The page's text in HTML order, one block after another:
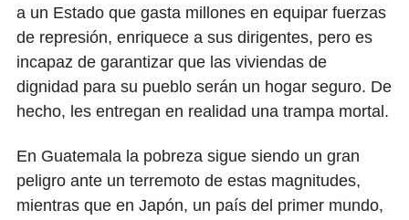
a un Estado que gasta millones en equipar fuerzas
de represión, enriquece a sus dirigentes, pero es
incapaz de garantizar que las viviendas de
dignidad para su pueblo serán un hogar seguro. De
hecho, les entregan en realidad una trampa mortal.
En Guatemala la pobreza sigue siendo un gran
peligro ante un terremoto de estas magnitudes,
mientras que en Japón, un país del primer mundo,